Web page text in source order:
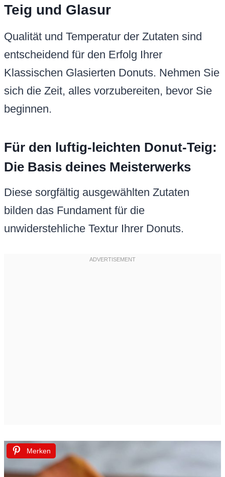
Teig und Glasur
Qualität und Temperatur der Zutaten sind
entscheidend für den Erfolg Ihrer
Klassischen Glasierten Donuts. Nehmen Sie
sich die Zeit, alles vorzubereiten, bevor Sie
beginnen.
Für den luftig-leichten Donut-Teig:
Die Basis deines Meisterwerks
Diese sorgfältig ausgewählten Zutaten
bilden das Fundament für die
unwiderstehliche Textur Ihrer Donuts.
Merken